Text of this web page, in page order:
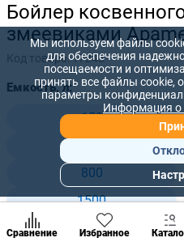
Бойлер
змеевиками
Код товара:17243
Емкость, л:
150
800
1500
2500
Сравнение Избранное
Мы используем файлы
для обеспечения
посещаемости и
принять все файлы cookie,
параметры
Информация о